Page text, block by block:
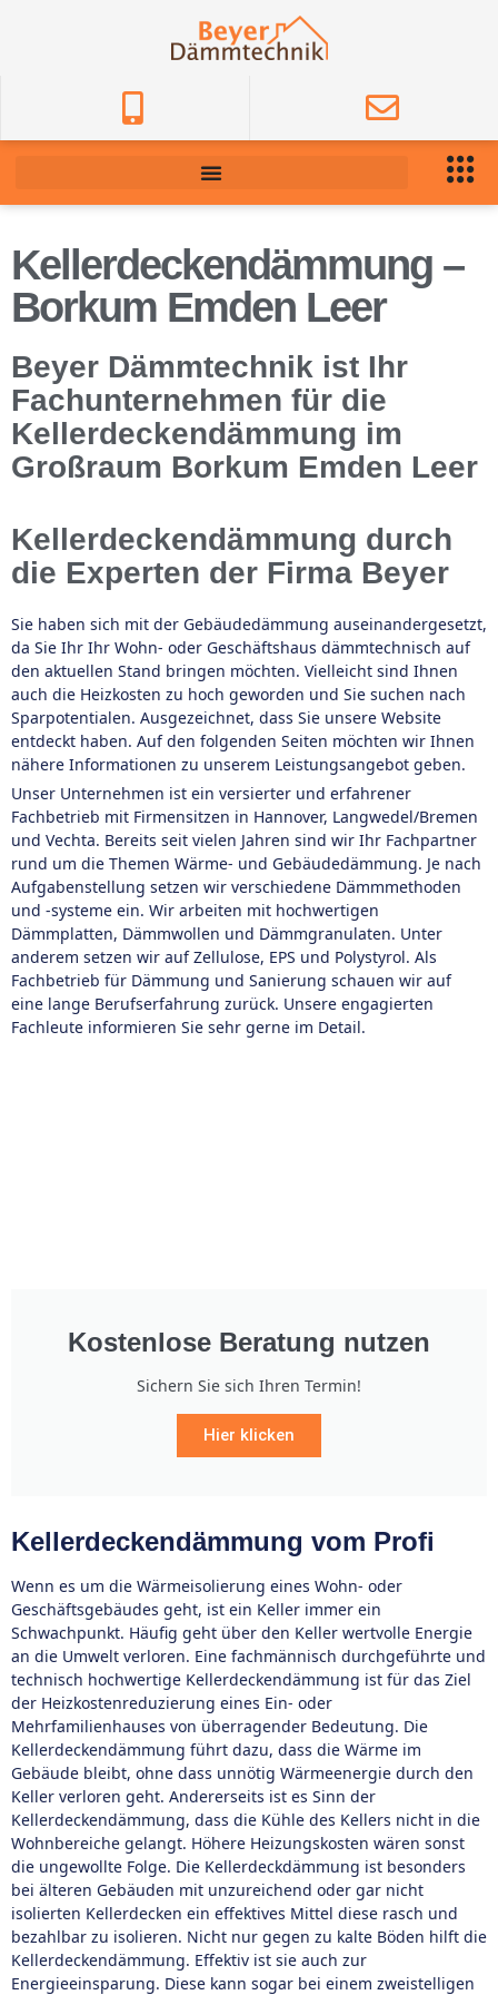
Kellerdeckendämmung –
Borkum Emden Leer
Beyer Dämmtechnik ist Ihr
Fachunternehmen für die
Kellerdeckendämmung im
Großraum Borkum Emden Leer
Kellerdeckendämmung durch
die Experten der Firma Beyer
Sie haben sich mit der Gebäudedämmung auseinandergesetzt,
da Sie Ihr Ihr Wohn- oder Geschäftshaus dämmtechnisch auf
den aktuellen Stand bringen möchten. Vielleicht sind Ihnen
auch die Heizkosten zu hoch geworden und Sie suchen nach
Sparpotentialen. Ausgezeichnet, dass Sie unsere Website
entdeckt haben. Auf den folgenden Seiten möchten wir Ihnen
nähere Informationen zu unserem Leistungsangebot geben.
Unser Unternehmen ist ein versierter und erfahrener
Fachbetrieb mit Firmensitzen in Hannover, Langwedel/Bremen
und Vechta. Bereits seit vielen Jahren sind wir Ihr Fachpartner
rund um die Themen Wärme- und Gebäudedämmung. Je nach
Aufgabenstellung setzen wir verschiedene Dämmmethoden
und -systeme ein. Wir arbeiten mit hochwertigen
Dämmplatten, Dämmwollen und Dämmgranulaten. Unter
anderem setzen wir auf Zellulose, EPS und Polystyrol. Als
Fachbetrieb für Dämmung und Sanierung schauen wir auf
eine lange Berufserfahrung zurück. Unsere engagierten
Fachleute informieren Sie sehr gerne im Detail.
Kostenlose Beratung nutzen
Sichern Sie sich Ihren Termin!
Hier klicken
Kellerdeckendämmung vom Profi
Wenn es um die Wärmeisolierung eines Wohn- oder
Geschäftsgebäudes geht, ist ein Keller immer ein
Schwachpunkt. Häufig geht über den Keller wertvolle Energie
an die Umwelt verloren. Eine fachmännisch durchgeführte und
technisch hochwertige Kellerdeckendämmung ist für das Ziel
der Heizkostenreduzierung eines Ein- oder
Mehrfamilienhauses von überragender Bedeutung. Die
Kellerdeckendämmung führt dazu, dass die Wärme im
Gebäude bleibt, ohne dass unnötig Wärmeenergie durch den
Keller verloren geht. Andererseits ist es Sinn der
Kellerdeckendämmung, dass die Kühle des Kellers nicht in die
Wohnbereiche gelangt. Höhere Heizungskosten wären sonst
die ungewollte Folge. Die Kellerdeckdämmung ist besonders
bei älteren Gebäuden mit unzureichend oder gar nicht
isolierten Kellerdecken ein effektives Mittel diese rasch und
bezahlbar zu isolieren. Nicht nur gegen zu kalte Böden hilft die
Kellerdeckendämmung. Effektiv ist sie auch zur
Energieeinsparung. Diese kann sogar bei einem zweistelligen